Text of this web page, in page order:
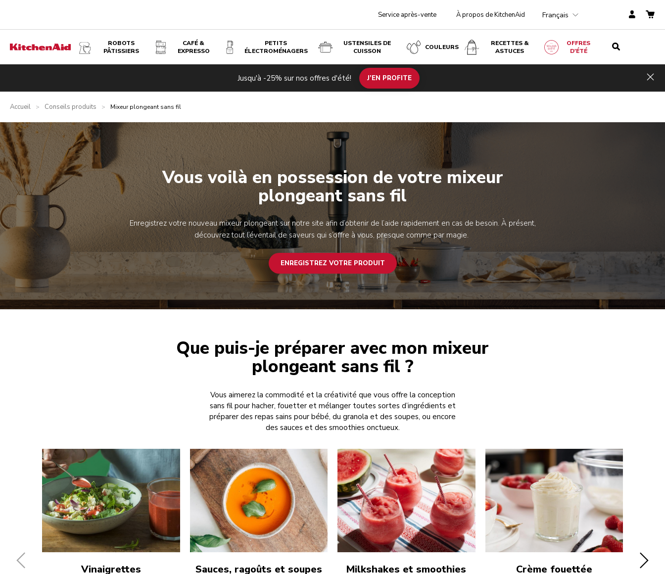
Service après-vente À propos de KitchenAid Français
ROBOTS
PÂTISSIERS
CAFÉ &
EXPRESSO
PETITS
ÉLECTROMÉNAGERS
USTENSILES DE
CUISSON
COULEURS
RECETTES &
ASTUCES
OFFRES
D'ÉTÉ
Jusqu'à -25% sur nos offres d'été! J’EN PROFITE
Accueil > Conseils produits > Mixeur plongeant sans fil
Enregistrez votre produit
Vous voilà en possession de votre mixeur
plongeant sans fil
Enregistrez votre nouveau mixeur plongeant sur notre site afin d’obtenir de l’aide rapidement en cas de besoin. À présent,
découvrez tout l’éventail de saveurs qui s’offre à vous, presque comme par magie.
ENREGISTREZ VOTRE PRODUIT
Enregistrez votre produit
Que puis-je préparer avec mon mixeur
plongeant sans fil ?
Vous aimerez la commodité et la créativité que vous offre la conception
sans fil pour hacher, fouetter et mélanger toutes sortes d’ingrédients et
préparer des repas sains pour bébé, du granola et des soupes, ou encore
des sauces et des smoothies onctueux.
Vinaigrettes Sauces, ragoûts et soupes Milkshakes et smoothies Crème fouettée